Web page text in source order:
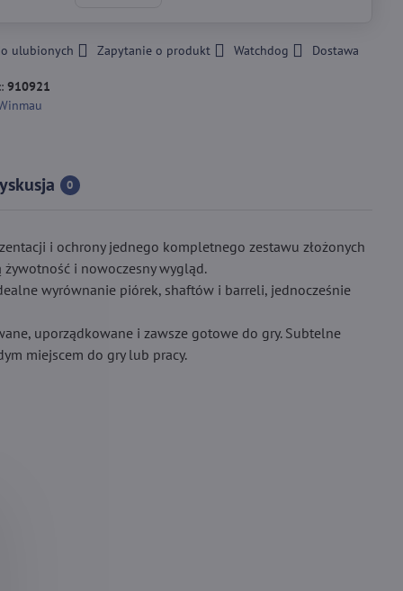
ulubionych Zapytanie o produkt Watchdog Dostawa
910921
0
i ochrony jednego kompletnego zestawu złożonych
i nowoczesny wygląd.
wyrównanie piórek, shaftów i barreli, jednocześnie
uporządkowane i zawsze gotowe do gry. Subtelne
miejscem do gry lub pracy.